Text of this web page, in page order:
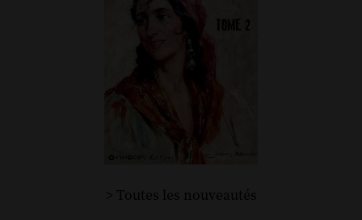
> Toutes les nouveautés